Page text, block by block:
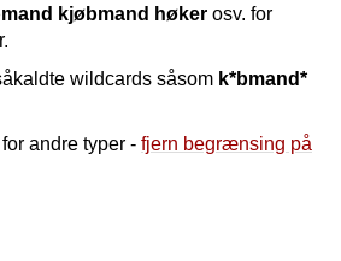
kjøbmand høker osv. for
wildcards såsom k*bmand*
andre typer - fjern begrænsing på